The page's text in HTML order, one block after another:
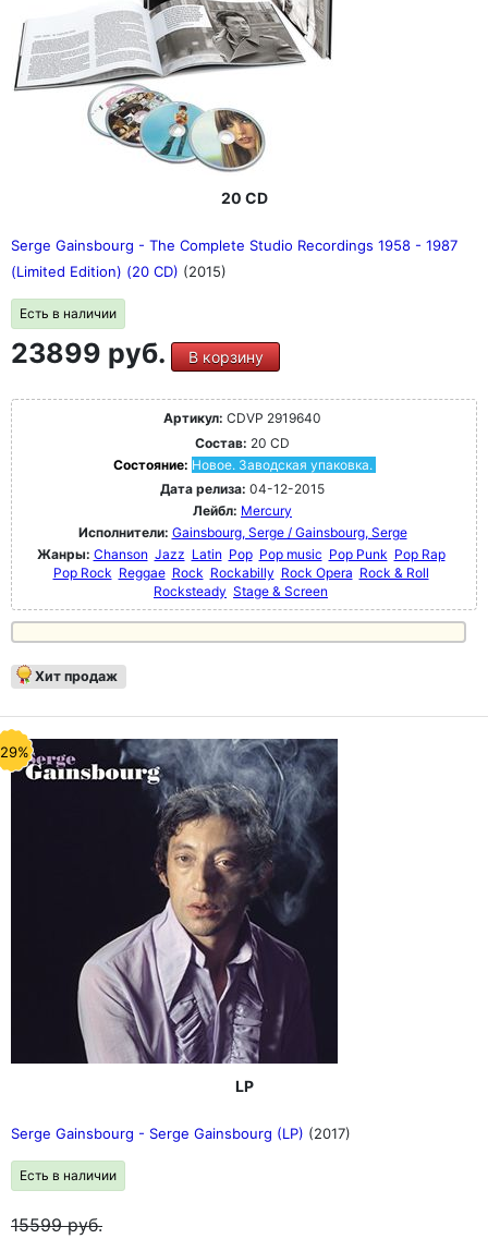
20 CD
Serge Gainsbourg - The Complete Studio Recordings 1958 - 1987
(Limited Edition) (20 CD) (2015)
Есть в наличии
23899 руб. В корзину
Артикул: CDVP 2919640
Состав: 20 CD
Состояние: Новое. Заводская упаковка.
Дата релиза: 04-12-2015
Лейбл: Mercury
Исполнители: Gainsbourg, Serge / Gainsbourg, Serge
Жанры: Chanson Jazz Latin Pop Pop music Pop Punk Pop Rap
Pop Rock Reggae Rock Rockabilly Rock Opera Rock & Roll
Rocksteady Stage & Screen
Хит продаж
LP
Serge Gainsbourg - Serge Gainsbourg (LP) (2017)
Есть в наличии
15599руб.